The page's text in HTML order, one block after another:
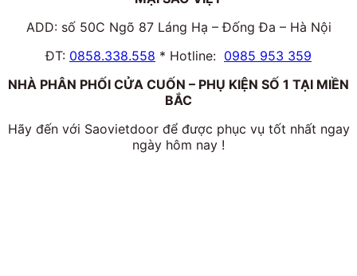
ADD: số 50C Ngõ 87 Láng Hạ – Đống Đa – Hà Nội
ĐT: 0858.338.558 * Hotline: 0985 953 359
NHÀ PHÂN PHỐI CỬA CUỐN – PHỤ KIỆN SỐ 1 TẠI MIỀN
BẮC
Hãy đến với Saovietdoor để được phục vụ tốt nhất ngay
ngày hôm nay !